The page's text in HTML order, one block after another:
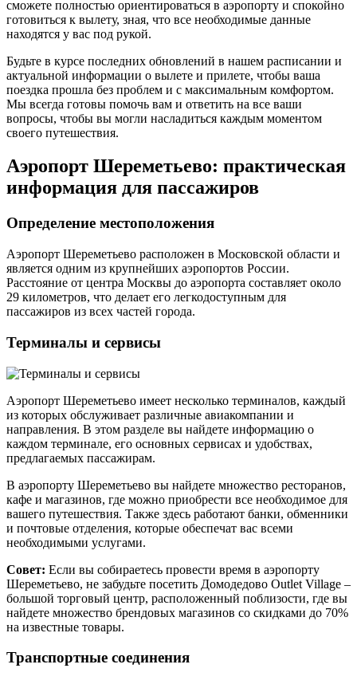
сможете полностью ориентироваться в аэропорту и спокойно
готовиться к вылету, зная, что все необходимые данные
находятся у вас под рукой.
Будьте в курсе последних обновлений в нашем расписании и
актуальной информации о вылете и прилете, чтобы ваша
поездка прошла без проблем и с максимальным комфортом.
Мы всегда готовы помочь вам и ответить на все ваши
вопросы, чтобы вы могли насладиться каждым моментом
своего путешествия.
Аэропорт Шереметьево: практическая
информация для пассажиров
Определение местоположения
Аэропорт Шереметьево расположен в Московской области и
является одним из крупнейших аэропортов России.
Расстояние от центра Москвы до аэропорта составляет около
29 километров, что делает его легкодоступным для
пассажиров из всех частей города.
Терминалы и сервисы
Аэропорт Шереметьево имеет несколько терминалов, каждый
из которых обслуживает различные авиакомпании и
направления. В этом разделе вы найдете информацию о
каждом терминале, его основных сервисах и удобствах,
предлагаемых пассажирам.
В аэропорту Шереметьево вы найдете множество ресторанов,
кафе и магазинов, где можно приобрести все необходимое для
вашего путешествия. Также здесь работают банки, обменники
и почтовые отделения, которые обеспечат вас всеми
необходимыми услугами.
Совет: Если вы собираетесь провести время в аэропорту
Шереметьево, не забудьте посетить Домодедово Outlet Village –
большой торговый центр, расположенный поблизости, где вы
найдете множество брендовых магазинов со скидками до 70%
на известные товары.
Транспортные соединения